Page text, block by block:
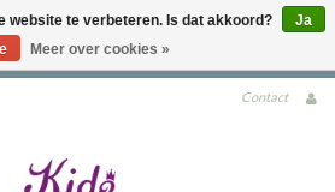
Contact
website te verbeteren. Is dat akkoord?
Ja
Meer over cookies »